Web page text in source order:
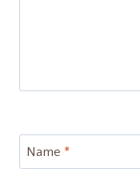
Name *